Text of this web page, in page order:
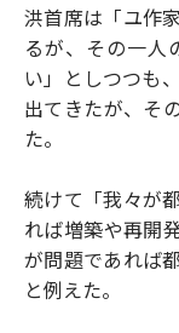
洪首席は「ユ作
るが、その一人
い」としつつも
出てきたが、そ
た。
続けて「我々が
れば増築や再開
が問題であれば
と例えた。